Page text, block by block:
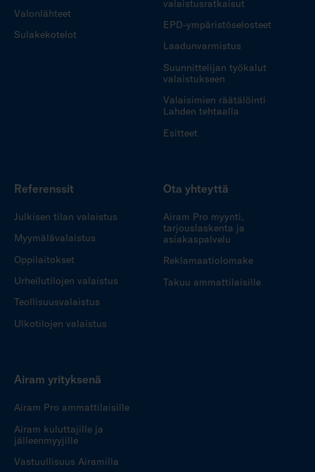
Valonlähteet
Sulakekotelot
valaistusratkaisut
EPD-ympäristöselosteet
Laadunvarmistus
Suunnittelijan työkalut
valaistukseen
Valaisimien räätälöinti
Lahden tehtaalla
Esitteet
Referenssit
Julkisen tilan valaistus
Myymälävalaistus
Oppilaitokset
Urheilutilojen valaistus
Teollisuusvalaistus
Ulkotilojen valaistus
Ota yhteyttä
Airam Pro myynti,
tarjouslaskenta ja
asiakaspalvelu
Reklamaatiolomake
Takuu ammattilaisille
Airam yrityksenä
Airam Pro ammattilaisille
Airam kuluttajille ja
jälleenmyyjille
Vastuullisuus Airamilla